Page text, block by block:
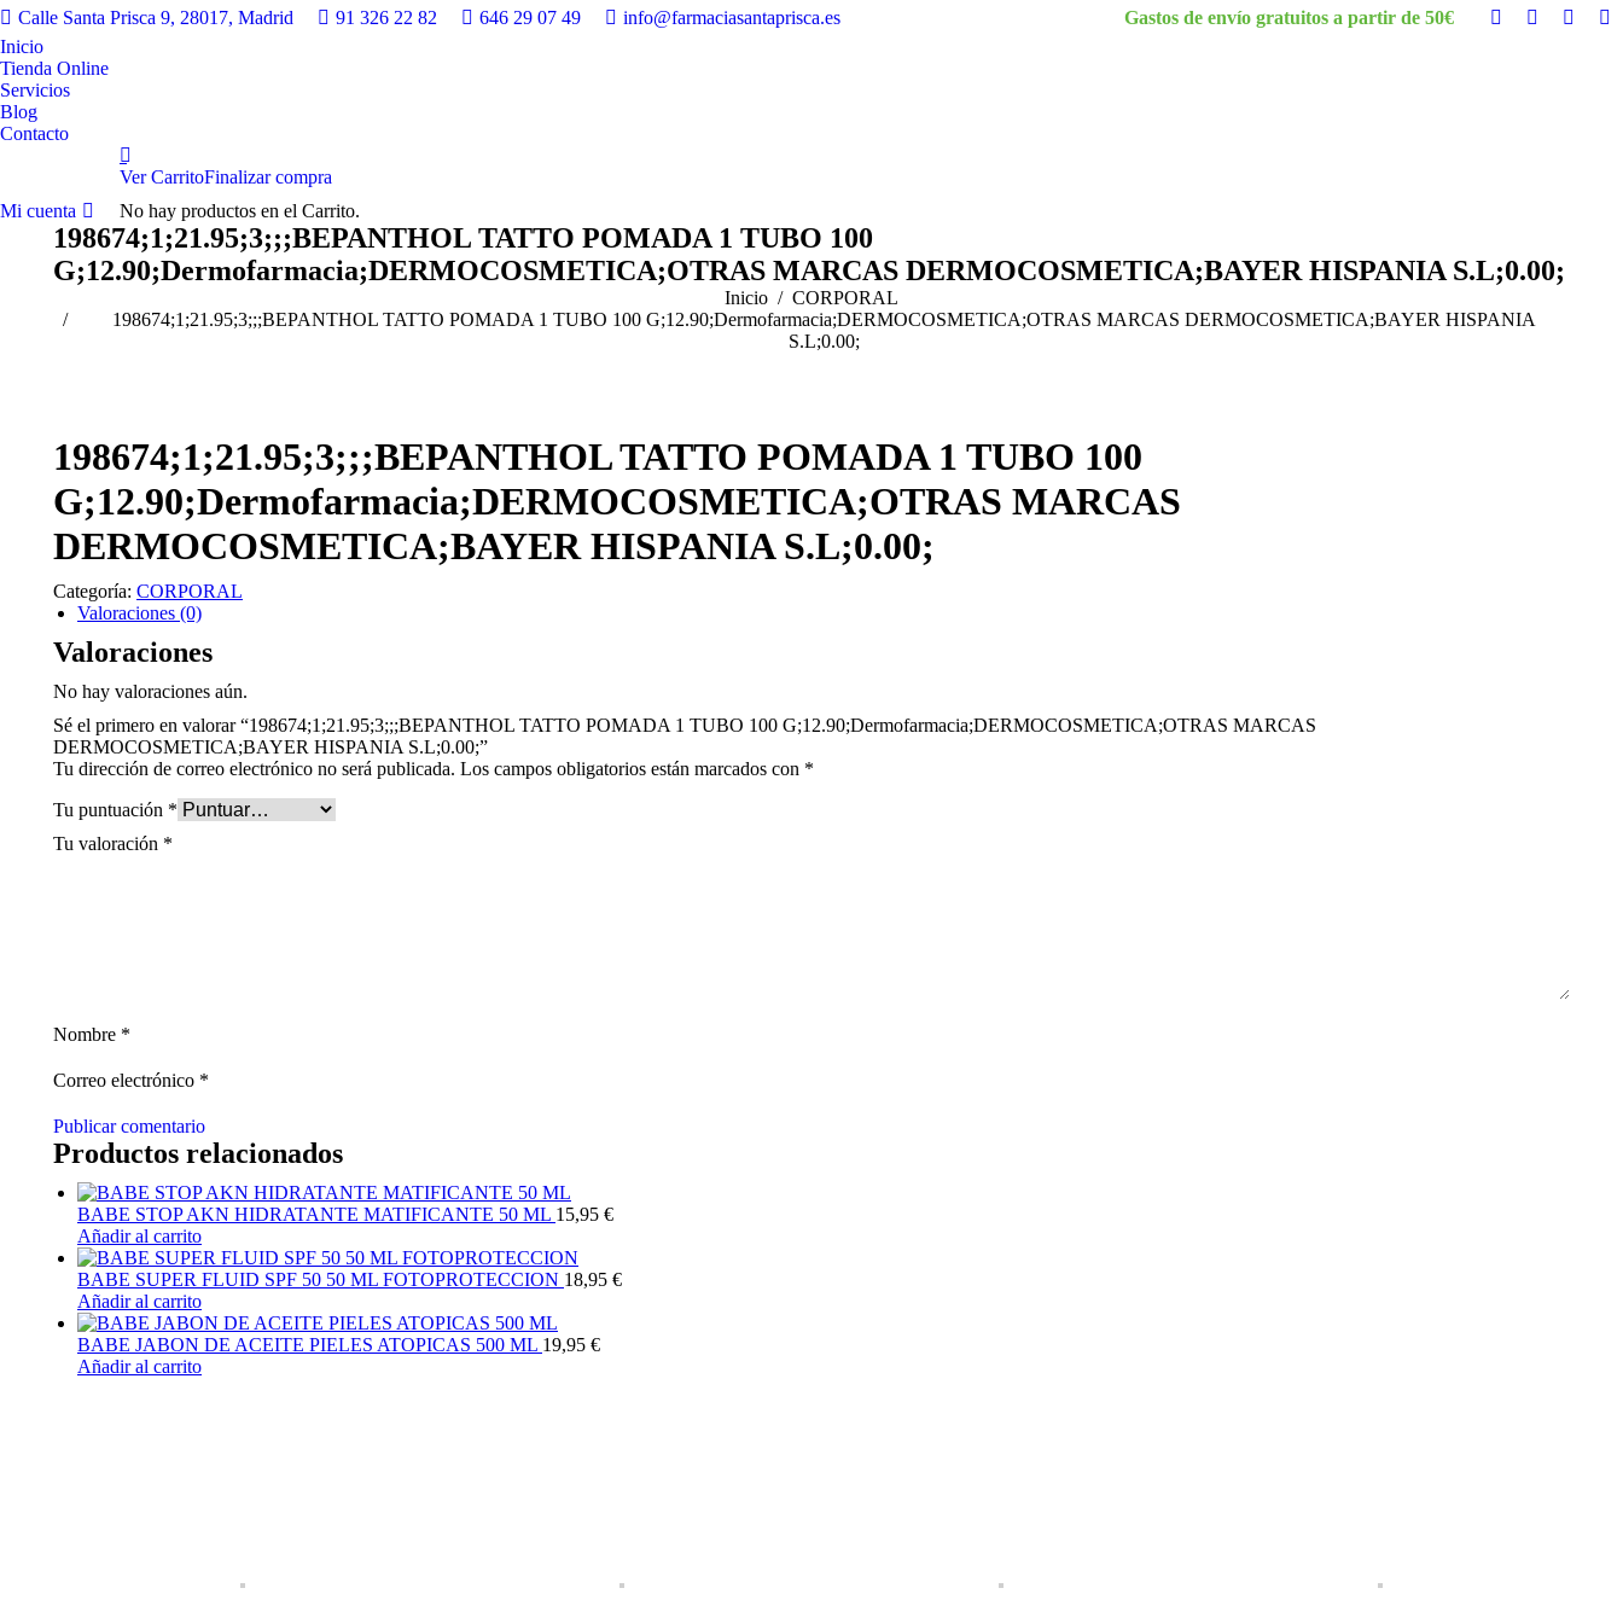
Calle Santa Prisca 9, 28017, Madrid 91 326 22 82 646 29 07 49 info@farmaciasantaprisca.es Gastos de envío gratuitos a partir de 50€
Facebook
Twitter
Inicio
Tienda Online
Servicios
Blog
Contacto
Mi cuenta
Ver CarritoFinalizar compra
No hay productos en el Carrito.
198674;1;21.95;3;;;BEPANTHOL TATTO POMADA 1 TUBO 100
G;12.90;Dermofarmacia;DERMOCOSMETICA;OTRAS MARCAS DERMOCOSMETICA;BAYER HISPANIA S.L;0.00;
Inicio
CORPORAL
198674;1;21.95;3;;;BEPANTHOL TATTO POMADA 1 TUBO 100 G;12.90;Dermofarmacia;DERMOCOSMETICA;OTRAS MARCAS DERMOCOSMETICA;BAYER HISPANIA
S.L;0.00;
198674;1;21.95;3;;;BEPANTHOL TATTO POMADA 1 TUBO 100
G;12.90;Dermofarmacia;DERMOCOSMETICA;OTRAS MARCAS
DERMOCOSMETICA;BAYER HISPANIA S.L;0.00;
Categoría: CORPORAL
Valoraciones (0)
Valoraciones
No hay valoraciones aún.
Sé el primero en valorar “198674;1;21.95;3;;;BEPANTHOL TATTO POMADA 1 TUBO 100 G;12.90;Dermofarmacia;DERMOCOSMETICA;OTRAS MARCAS
DERMOCOSMETICA;BAYER HISPANIA S.L;0.00;”
Tu dirección de correo electrónico no será publicada. Los campos obligatorios están marcados con *
Tu puntuación *
Tu valoración *
Nombre *
Correo electrónico *
Publicar comentario
Productos relacionados
BABE STOP AKN HIDRATANTE MATIFICANTE 50 ML 15,95 €
Añadir al carrito
BABE SUPER FLUID SPF 50 50 ML FOTOPROTECCION 18,95 €
Añadir al carrito
BABE JABON DE ACEITE PIELES ATOPICAS 500 ML 19,95 €
Añadir al carrito